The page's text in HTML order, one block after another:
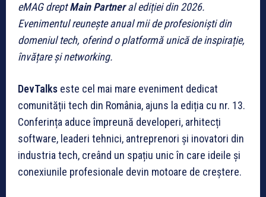
eMAG dreptMain Partneral ediției din 2026.
Evenimentul reunește anual mii de profesioniști din
domeniul tech, oferind o platformă unică de inspirație,
învățare și networking.
DevTalks este cel mai mare eveniment dedicat
comunității tech din România, ajuns la ediția cu nr. 13.
Conferința aduce împreună developeri, arhitecți
software, leaderi tehnici, antreprenori și inovatori din
industria tech, creând un spațiu unic în care ideile și
conexiunile profesionale devin motoare de creștere.